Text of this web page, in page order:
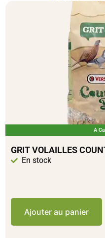
A
GRIT VOLAILLES
En stock
Ajouter au panier